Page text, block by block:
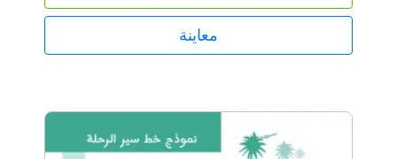
PDF — يسهل تنزيلها، طباعتها، ومشاركتها مع باقي فريق
التسويق.ونظرًا لأن كل حملة تسويقية فريدة من نوعها،
فلماذا لا تجعل ملخص التسويق الخاص بك مميزًا أيضًا؟ لحسن
غيّر الخطوط والألوان، أضِف صورة خلفية خاصة بك، أو أضف
شعار شركتك لإضفاء لمسة احترافية.وفي كل مرة تُدخل فيها
تفاصيل حملة تسويقية جديدة، سيعرض قالب موجز التسويق
معاينة